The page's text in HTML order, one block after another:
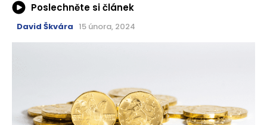
Poslechněte si článek
David Škvára 15 února, 2024